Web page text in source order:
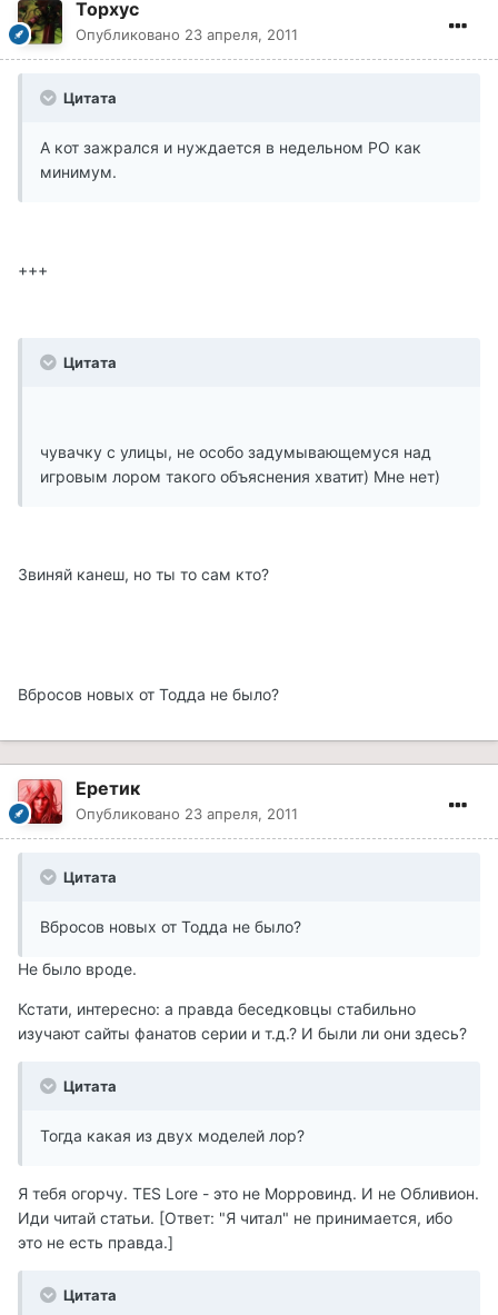
Topxyc
Опубликовано 23 апреля, 2011
Цитата
А кот зажрался и нуждается в недельном РО как
минимум.
+++
Цитата
чувачку с улицы, не особо задумывающемуся над
игровым лором такого объяснения хватит) Мне нет)
Звиняй канеш, но ты то сам кто?
Вбросов новых от Тодда не было?
Еретик
Опубликовано 23 апреля, 2011
Цитата
Вбросов новых от Тодда не было?
Не было вроде.
Кстати, интересно: а правда беседковцы стабильно
изучают сайты фанатов серии и т.д.? И были ли они здесь?
Цитата
Тогда какая из двух моделей лор?
Я тебя огорчу. TES Lore - это не Морровинд. И не Обливион.
Иди читай статьи. [Ответ: "Я читал" не принимается, ибо
это не есть правда.]
Цитата